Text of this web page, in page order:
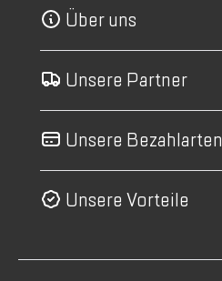
Über uns
Unsere Partner
Unsere Bezahlarten
Unsere Vorteile